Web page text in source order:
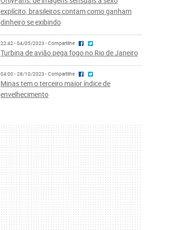
explícito, brasileiros contam como ganham
dinheiro se exibindo
22:42 - 04/05/2023 - Compartilhe
Turbina de avião pega fogo no Rio de Janeiro
04:00 - 28/10/2023 - Compartilhe
Minas tem o terceiro maior índice de
envelhecimento